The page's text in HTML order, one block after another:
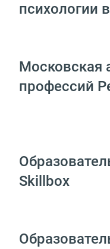
психологии
Московская
профессий
Skillbox